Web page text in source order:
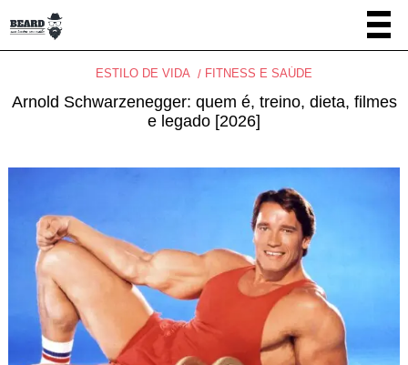
ESTILO DE VIDA FITNESS E SAÚDE
Arnold Schwarzenegger: quem é, treino, dieta, filmes
e legado [2026]